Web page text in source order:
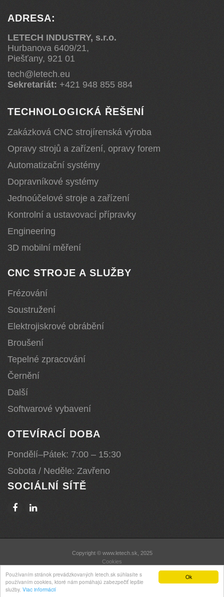
Ok
Používaním stránok prevádzkovaných letech.sk súhlasíte s
používaním cookies, ktoré nám pomáhajú zabezpečiť lepšie
služby. Viac informácií
ADRESA:
LETECH INDUSTRY, s.r.o.
Hurbanova 6409/21,
Piešťany, 921 01
tech@letech.eu
Sekretariát: +421 948 855 884
TECHNOLOGICKÁ ŘEŠENÍ
Zakázková CNC strojírenská výroba
Opravy strojů a zařízení, opravy forem
Automatizační systémy
Dopravníkové systémy
Jednoúčelové stroje a zařízení
Kontrolní a ustavovací přípravky
Engineering
3D mobilní měření
CNC STROJE A SLUŽBY
Frézování
Soustružení
Elektrojiskrové obrábění
Broušení
Tepelné zpracování
Černění
Další
Softwarové vybavení
OTEVÍRACÍ DOBA
Pondělí–Pátek: 7:00 – 15:30
Sobota / Neděle: Zavřeno
SOCIÁLNÍ SÍTĚ
Copyright © www.letech.sk, 2025
Cookies